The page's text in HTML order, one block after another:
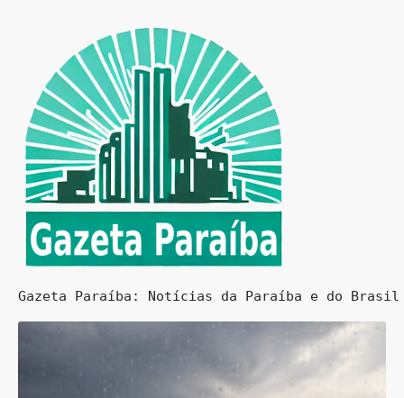
Gazeta Paraíba: Notícias da Paraíba e do